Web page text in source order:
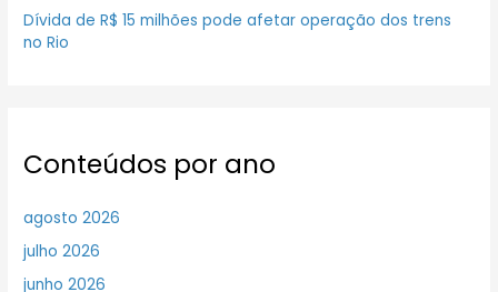
Dívida de R$ 15 milhões pode afetar operação dos trens
no Rio
Conteúdos por ano
agosto 2026
julho 2026
junho 2026